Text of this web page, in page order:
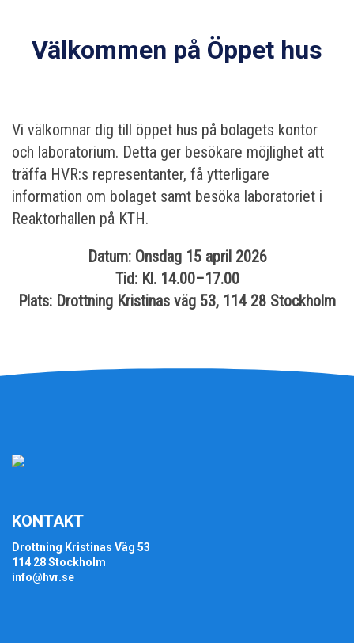
Välkommen på Öppet hus
Vi välkomnar dig till öppet hus på bolagets kontor
och laboratorium. Detta ger besökare möjlighet att
träffa HVR:s representanter, få ytterligare
information om bolaget samt besöka laboratoriet i
Reaktorhallen på KTH.
Datum:Onsdag 15 april 2026
Tid:Kl. 14.00–17.00
Plats: Drottning Kristinas väg 53, 114 28 Stockholm
KONTAKT
Drottning Kristinas Väg 53
114 28 Stockholm
info@hvr.se